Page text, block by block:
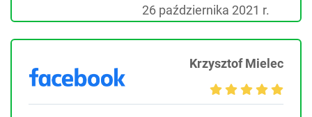
26 października 2021 r.
Krzysztof Mielec